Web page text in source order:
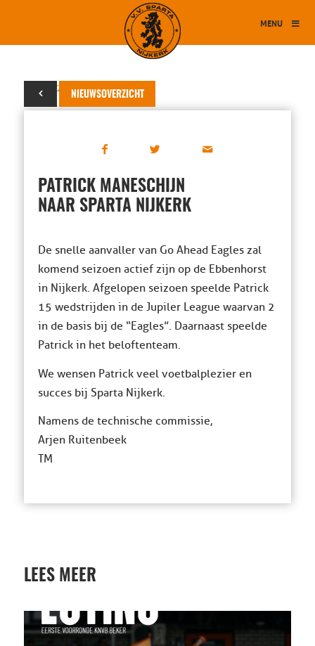
MENU
NIEUWSOVERZICHT
06 juni 2018
PATRICK MANESCHIJN
NAAR SPARTA NIJKERK
De snelle aanvaller van Go Ahead Eagles zal
komend seizoen actief zijn op de Ebbenhorst
in Nijkerk. Afgelopen seizoen speelde Patrick
15 wedstrijden in de Jupiler League waarvan 2
in de basis bij de “Eagles”. Daarnaast speelde
Patrick in het beloftenteam.
We wensen Patrick veel voetbalplezier en
succes bij Sparta Nijkerk.
Namens de technische commissie,
Arjen Ruitenbeek
TM
LEES MEER